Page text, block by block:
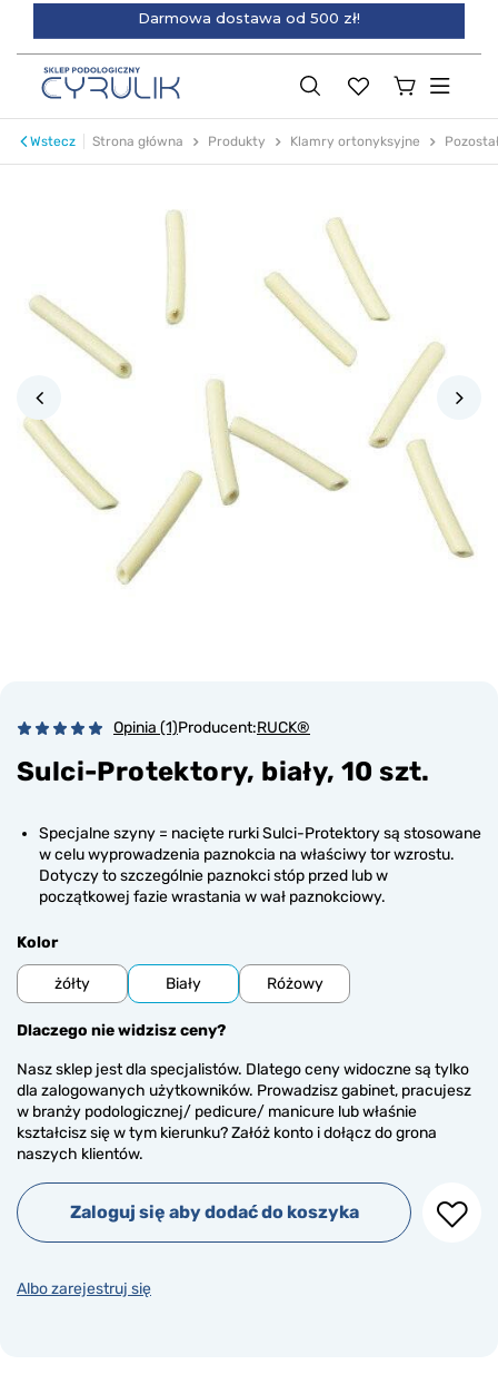
Darmowa dostawa od 500 zł!
Wstecz Strona główna Produkty Klamry ortonyksyjne
Opinia (1)Producent:RUCK®
Sulci-Protektory, biały, 10 szt.
Specjalne szyny = nacięte rurki Sulci-Protektory są stosowane
w celu wyprowadzenia paznokcia na właściwy tor wzrostu.
Dotyczy to szczególnie paznokci stóp przed lub w
początkowej fazie wrastania w wał paznokciowy.
Kolor
żółty Biały Różowy
Dlaczego nie widzisz ceny?
Nasz sklep jest dla specjalistów. Dlatego ceny widoczne są tylko
dla zalogowanych użytkowników. Prowadzisz gabinet, pracujesz
w branży podologicznej/ pedicure/ manicure lub właśnie
kształcisz się w tym kierunku? Załóż konto i dołącz do grona
naszych klientów.
Zaloguj się aby dodać do koszyka
Albo zarejestruj się